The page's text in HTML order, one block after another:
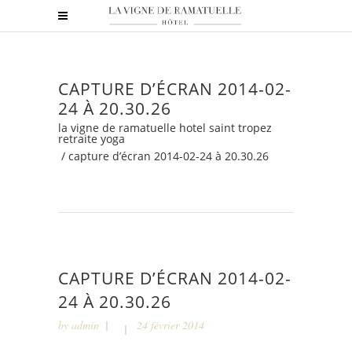
CAPTURE D’ÉCRAN 2014-02-
24 À 20.30.26
la vigne de ramatuelle hotel saint tropez
retraite yoga
/ capture d’écran 2014-02-24 à 20.30.26
CAPTURE D’ÉCRAN 2014-02-
24 À 20.30.26
by admin 24 février 2014